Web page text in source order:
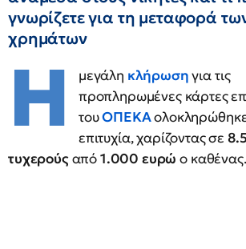
γνωρίζετε για τη μεταφορά
χρημάτων
Η μεγάλη κλήρωσηγια τις
προπληρωμένες κάρτες
τουΟΠΕΚΑ
επιτυχία, χαρίζοντας σε
τυχερούςαπό1.000 ευρώ ο καθένας.